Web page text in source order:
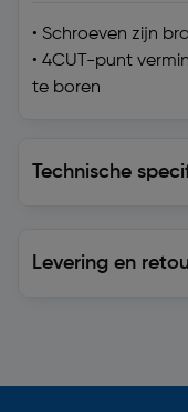
• Schroeven zijn
• 4CUT-punt
te boren
Technische
Levering en